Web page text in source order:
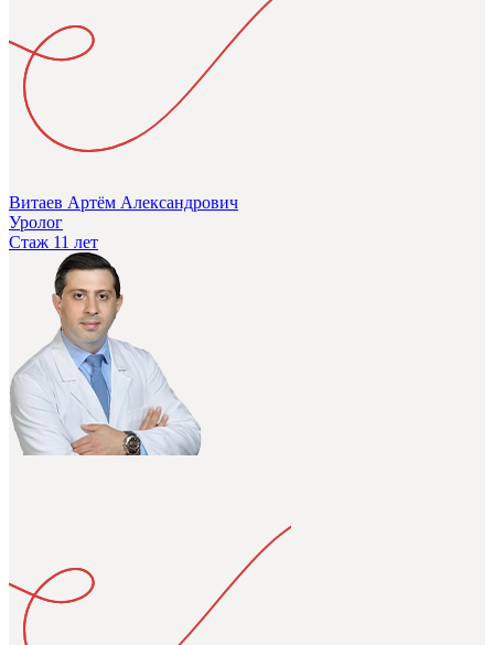
Витаев Артём Александрович
Уролог
Стаж 11 лет